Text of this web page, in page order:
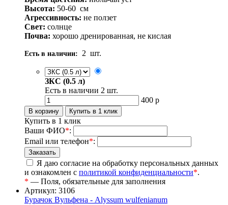
Высота: 50-60 см
Агрессивность: не ползет
Свет: солнце
Почва: хорошо дренированная, не кислая
Есть в наличии: 2 шт.
ЗКС (0.5 л)
Есть в наличии 2 шт.
400 р
Купить в 1 клик
Ваши ФИО*:
Email или телефон*:
Я даю согласие на обработку персональных данных
и ознакомлен с политикой конфиденциальности*.
* — Поля, обязательные для заполнения
Артикул: 3106
Бурачок Вульфена - Alyssum wulfenianum